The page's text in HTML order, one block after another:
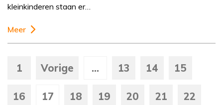
kleinkinderen staan er…
Meer
1 Vorige ... 13 14 15
16 17 18 19 20 21 22